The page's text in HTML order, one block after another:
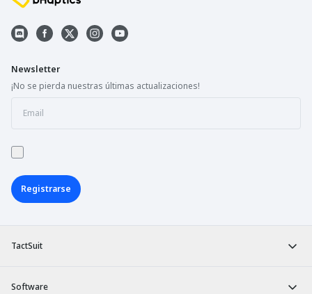
TactSuit
Software
Newsletter
¡No se pierda nuestras últimas actualizaciones!
Registrarse